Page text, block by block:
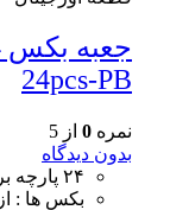
24pcs-PB
نمره 0 از 5
بدون دیدگاه
۲۴ پارچه برند : باس (Pro_Boss) درایو ۱/۲